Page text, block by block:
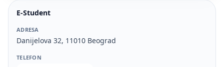
E-Student
ADRESA
Danijelova 32, 11010 Beograd
TELEFON